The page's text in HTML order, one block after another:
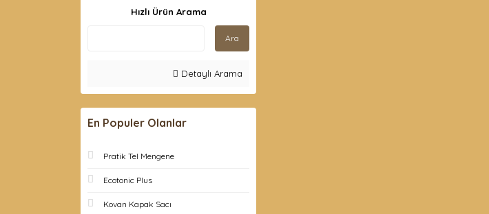
Hızlı Ürün Arama
Ara
Detaylı Arama
En Populer Olanlar
Pratik Tel Mengene
Ecotonic Plus
Kovan Kapak Sacı